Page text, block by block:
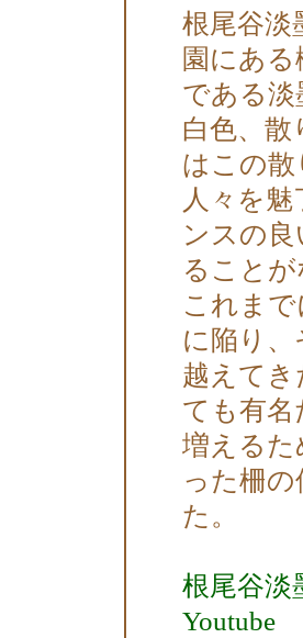
根尾谷淡
園にあ
である
白色、散
はこの
人々を
ンスの
ること
これま
に陥り
越えてき
ても有
増えるた
った柵
た。
根尾谷淡
Youtube